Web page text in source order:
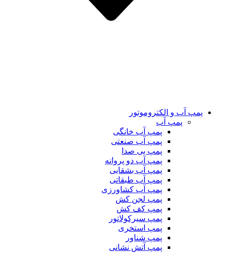
پمپ آب و الکتروموتور
پمپ آب
پمپ آب خانگی
پمپ آب صنعتی
پمپ بی صدا
پمپ آب دو پروانه
پمپ آب بشقابی
پمپ آب طبقاتی
پمپ آب کشاورزی
پمپ لجن کش
پمپ کف کش
پمپ سیرکولاتور
پمپ استخری
پمپ شناور
پمپ آتش نشانی